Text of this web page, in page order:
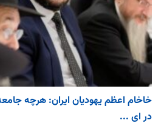
خاخام اعظم یهودیان ایران: هرچه
در ای ...